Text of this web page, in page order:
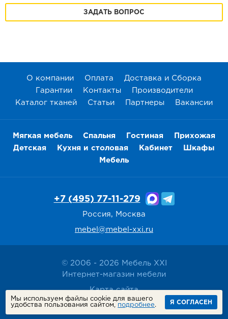
ЗАДАТЬ ВОПРОС
О компании Оплата
Доставка и Сборка
Гарантии
Контакты
Производители
Каталог тканей
Статьи Партнеры Вакансии
Мягкая мебель Спальня Гостиная
Прихожая
Детская
Кухня и столовая Кабинет
Шкафы
Мебель
© 2006 - 2026 Мебель XXI
Интернет-магазин мебели
Карта сайта
Политика конфиденциальности
+7 (495) 77-11-279
Россия, Москва
mebel@mebel-xxi.ru
Мы используем файлы cookie для вашего
удобства пользования сайтом, подробнее. Я СОГЛАСЕН